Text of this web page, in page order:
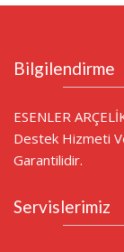
Bilgilendirme
ESENLER
Destek Hizmeti
Garantilidir.
Servislerimiz